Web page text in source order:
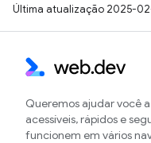
Última atualização 2025-
Queremos ajudar você
acessíveis, rápidos e
funcionem em vários